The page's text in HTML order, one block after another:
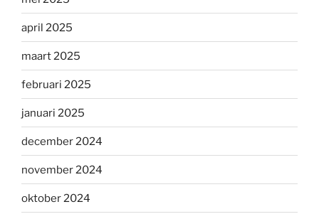
april 2025
maart 2025
februari 2025
januari 2025
december 2024
november 2024
oktober 2024